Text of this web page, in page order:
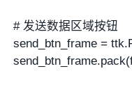
# 发送数据区域按钮
send_btn_frame =